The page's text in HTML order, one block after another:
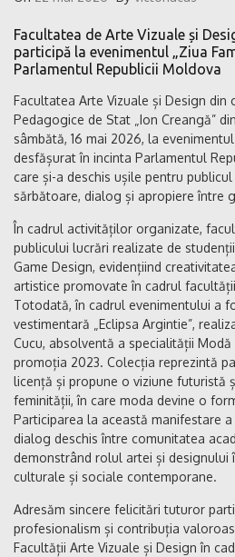
Facultatea de Arte Vizuale și
participă la evenimentul „Ziua
Parlamentul Republicii Moldova
Facultatea Arte Vizuale și Design din
Pedagogice de Stat „Ion Creangă”
sâmbătă, 16 mai 2026, la
desfășurat în incinta Parlamentul
care și-a deschis ușile pentru
sărbătoare, dialog și apropiere între
În cadrul activităților organizate,
publicului lucrări realizate de
Game Design, evidențiind
artistice promovate în cadrul
Totodată, în cadrul evenimentului a
vestimentară „Eclipsa Argintie”,
Cucu, absolventă a specialității
promoția 2023. Colecția reprezintă
licență și propune o viziune futuristă
feminității, în care moda devine o
Participarea la această manifestare
dialog deschis între comunitatea
demonstrând rolul artei și
culturale și sociale contemporane.
Adresăm sincere felicitări tuturor
profesionalism și contribuția
Facultății Arte Vizuale și Design în